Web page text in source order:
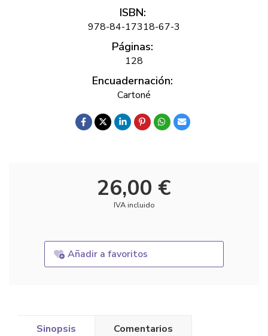
ISBN:
978-84-17318-67-3
Páginas:
128
Encuadernación:
Cartoné
26,00 €
IVA incluido
Añadir a favoritos
Sinopsis Comentarios